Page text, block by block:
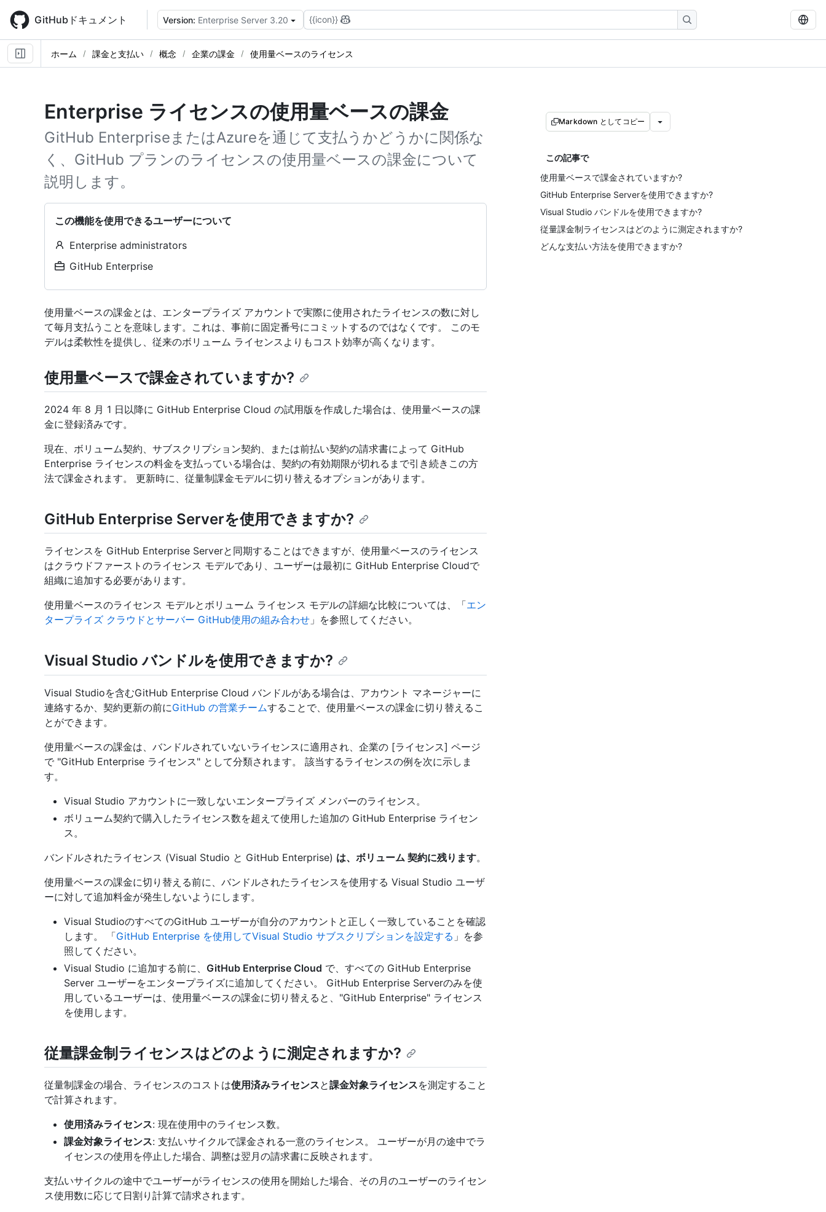
main
content
GitHubドキュメント Version: Enterprise Server 3.20 {{icon}}
ホーム 課金と支払い 概念 企業の課金 使用量ベースのライセンス
Enterprise ライセンスの使用量ベースの課金
GitHub EnterpriseまたはAzureを通じて支払うかどうかに関係な
く、GitHub プランのライセンスの使用量ベースの課金について
説明します。
この機能を使用できるユーザーについて
Enterprise administrators
GitHub Enterprise
Markdown としてコピー
この記事で
使用量ベースで課金されていますか?
GitHub Enterprise Serverを使用できますか?
Visual Studio バンドルを使用できますか?
従量課金制ライセンスはどのように測定されますか?
どんな支払い方法を使用できますか?
使用量ベースの課金とは、エンタープライズ アカウントで実際に使用されたライセンスの数に対し
て毎月支払うことを意味します。これは、事前に固定番号にコミットするのではなくです。 このモ
デルは柔軟性を提供し、従来のボリューム ライセンスよりもコスト効率が高くなります。
使用量ベースで課金されていますか?
2024 年 8 月 1 日以降に GitHub Enterprise Cloud の試用版を作成した場合は、使用量ベースの課
金に登録済みです。
現在、ボリューム契約、サブスクリプション契約、または前払い契約の請求書によって GitHub
Enterprise ライセンスの料金を支払っている場合は、契約の有効期限が切れるまで引き続きこの方
法で課金されます。 更新時に、従量制課金モデルに切り替えるオプションがあります。
GitHub Enterprise Serverを使用できますか?
ライセンスを GitHub Enterprise Serverと同期することはできますが、使用量ベースのライセンス
はクラウドファーストのライセンス モデルであり、ユーザーは最初に GitHub Enterprise Cloudで
組織に追加する必要があります。
使用量ベースのライセンス モデルとボリューム ライセンス モデルの詳細な比較については、「エン
タープライズ クラウドとサーバー GitHub使用の組み合わせ 」を参照してください。
Visual Studio バンドルを使用できますか?
Visual Studioを含むGitHub Enterprise Cloud バンドルがある場合は、アカウント マネージャーに
連絡するか、契約更新の前にGitHub の営業チームすることで、使用量ベースの課金に切り替えるこ
とができます。
使用量ベースの課金は、バンドルされていないライセンスに適用され、企業の [ライセンス] ページ
で "GitHub Enterprise ライセンス" として分類されます。 該当するライセンスの例を次に示しま
す。
Visual Studio アカウントに一致しないエンタープライズ メンバーのライセンス。
ボリューム契約で購入したライセンス数を超えて使用した追加の GitHub Enterprise ライセン
ス。
バンドルされたライセンス (Visual Studio と GitHub Enterprise) は、ボリューム 契約に残ります。
使用量ベースの課金に切り替える前に、バンドルされたライセンスを使用する Visual Studio ユーザ
ーに対して追加料金が発生しないようにします。
Visual StudioのすべてのGitHub ユーザーが自分のアカウントと正しく一致していることを確認
します。 「GitHub Enterprise を使用してVisual Studio サブスクリプションを設定する 」を参
照してください。
Visual Studio に追加する前に、 GitHub Enterprise Cloud で、すべての GitHub Enterprise
Server ユーザーをエンタープライズに追加してください。 GitHub Enterprise Serverのみを使
用しているユーザーは、使用量ベースの課金に切り替えると、"GitHub Enterprise" ライセンス
を使用します。
従量課金制ライセンスはどのように測定されますか?
従量制課金の場合、ライセンスのコストは使用済みライセンスと課金対象ライセンスを測定すること
で計算されます。
使用済みライセンス: 現在使用中のライセンス数。
課金対象ライセンス: 支払いサイクルで課金される一意のライセンス。 ユーザーが月の途中でラ
イセンスの使用を停止した場合、調整は翌月の請求書に反映されます。
支払いサイクルの途中でユーザーがライセンスの使用を開始した場合、その月のユーザーのライセン
ス使用数に応じて日割り計算で請求されます。